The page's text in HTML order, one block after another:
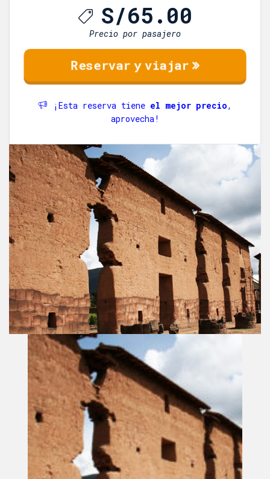
S/65.00
Precio por pasajero
¡Esta reserva tiene el mejor precio,
aprovecha!